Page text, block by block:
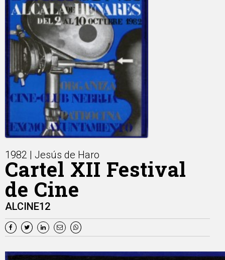
1982 | Jesús de Haro
Cartel XII Festival
de Cine
ALCINE12